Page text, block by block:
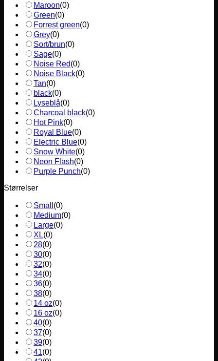
Maroon(0)
Green(0)
Forrest green(0)
Grey(0)
Sort/brun(0)
Sage(0)
Noise Red(0)
Noise Black(0)
Tan(0)
black(0)
Lyseblå(0)
Charcoal black(0)
Hot Pink(0)
Royal Blue(0)
Electric Blue(0)
Snow White(0)
Neon Flash(0)
Purple Punch(0)
Størrelser
Small (0)
Medium(0)
Large(0)
XL(0)
28(0)
30(0)
32(0)
34(0)
36(0)
38(0)
14 oz(0)
16 oz(0)
40(0)
37(0)
39(0)
41(0)